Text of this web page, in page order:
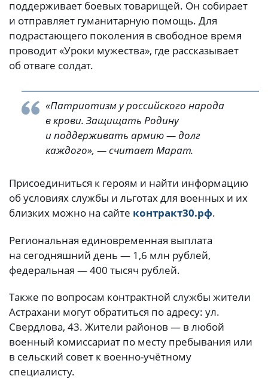
поддерживает боевых товарищей. Он собирает
и отправляет гуманитарную помощь. Для
подрастающего поколения в свободное время
проводит «Уроки мужества», где рассказывает
об отваге солдат.
«Патриотизм у российского народа
в крови. Защищать Родину
и поддерживать армию — долг
каждого», — считает Марат.
Присоединиться к героям и найти информацию
об условиях службы и льготах для военных и их
близких можно на сайте контракт30.рф.
Региональная единовременная выплата
на сегодняшний день — 1,6 млн рублей,
федеральная — 400 тысяч рублей.
Также по вопросам контрактной службы жители
Астрахани могут обратиться по адресу: ул.
Свердлова, 43. Жители районов — в любой
военный комиссариат по месту пребывания или
в сельский совет к военно-учётному
специалисту.